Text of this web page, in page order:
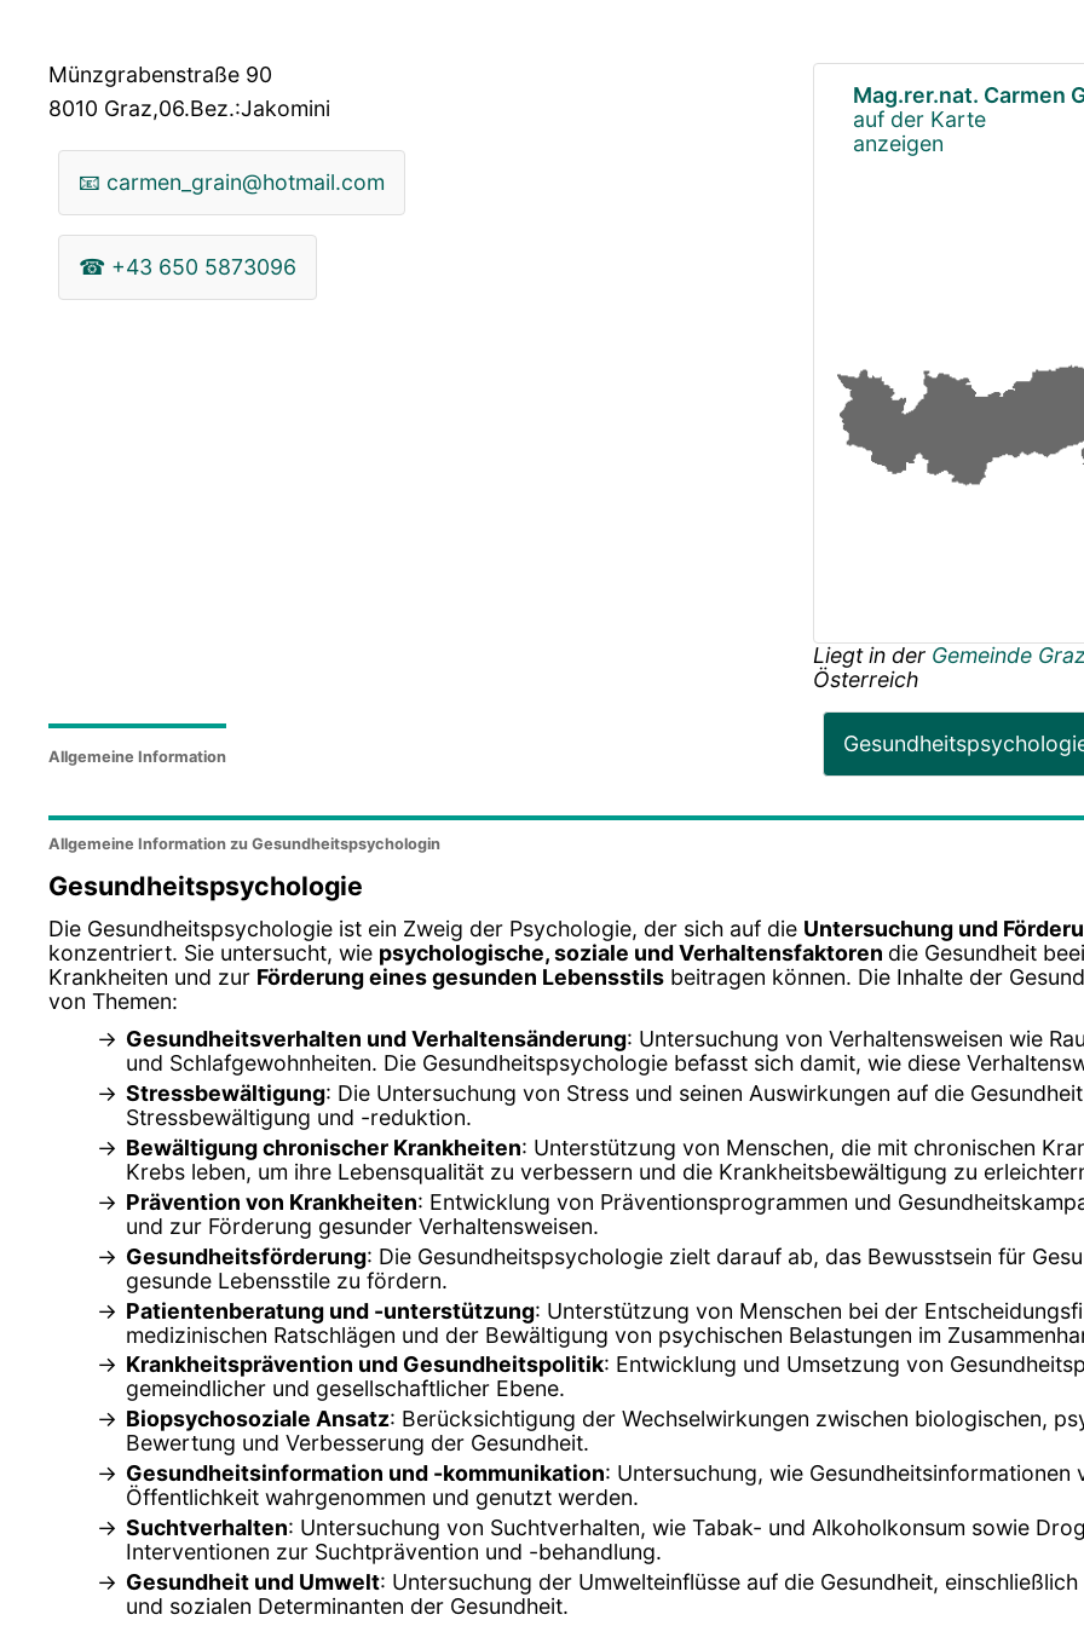
Münzgrabenstraße 90
8010 Graz,06.Bez.:Jakomini
📧 carmen_grain@hotmail.com
☎ +43 650 5873096
Allgemeine Information
Mag.rer.nat. Carmen
auf der Karte
anzeigen
Liegt in der Gemeinde
Österreich
Allgemeine Information zu Gesundheitspsychologin
Gesundheitspsychologie
Die Gesundheitspsychologie ist ein Zweig der Psychologie, der sich auf die Untersuchung und
konzentriert. Sie untersucht, wie psychologische, soziale und Verhaltensfaktoren die Gesundheit
Krankheiten und zur Förderung eines gesunden Lebensstils beitragen können. Die Inhalte der
von Themen:
Gesundheitsverhalten und Verhaltensänderung: Untersuchung von Verhaltensweisen wie
und Schlafgewohnheiten. Die Gesundheitspsychologie befasst sich damit, wie diese
Stressbewältigung: Die Untersuchung von Stress und seinen Auswirkungen auf die
Stressbewältigung und -reduktion.
Bewältigung chronischer Krankheiten: Unterstützung von Menschen, die mit chronischen
Krebs leben, um ihre Lebensqualität zu verbessern und die Krankheitsbewältigung zu
Prävention von Krankheiten: Entwicklung von Präventionsprogrammen und
und zur Förderung gesunder Verhaltensweisen.
Gesundheitsförderung: Die Gesundheitspsychologie zielt darauf ab, das Bewusstsein für
gesunde Lebensstile zu fördern.
Patientenberatung und -unterstützung: Unterstützung von Menschen bei der
medizinischen Ratschlägen und der Bewältigung von psychischen Belastungen im
Krankheitsprävention und Gesundheitspolitik: Entwicklung und Umsetzung von
gemeindlicher und gesellschaftlicher Ebene.
Biopsychosoziale Ansatz: Berücksichtigung der Wechselwirkungen zwischen biologischen,
Bewertung und Verbesserung der Gesundheit.
Gesundheitsinformation und -kommunikation: Untersuchung, wie
Öffentlichkeit wahrgenommen und genutzt werden.
Suchtverhalten: Untersuchung von Suchtverhalten, wie Tabak- und Alkoholkonsum sowie
Interventionen zur Suchtprävention und -behandlung.
Gesundheit und Umwelt: Untersuchung der Umwelteinflüsse auf die Gesundheit,
und sozialen Determinanten der Gesundheit.